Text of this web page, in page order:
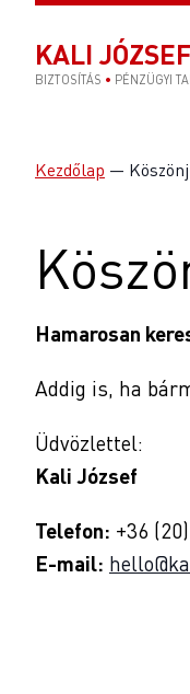
KALI JÓZSEF
BIZTOSÍTÁS • PÉNZÜGYI
Kezdőlap —
Hamarosan
Addig is, ha
Üdvözlettel:
Kali József
Telefon: +36
E-mail: